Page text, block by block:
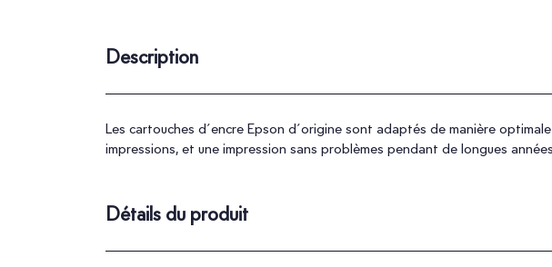
Description
Les cartouches d´encre Epson d´origine sont adaptés de manière
impressions, et une impression sans problèmes pendant de longues
Détails du produit